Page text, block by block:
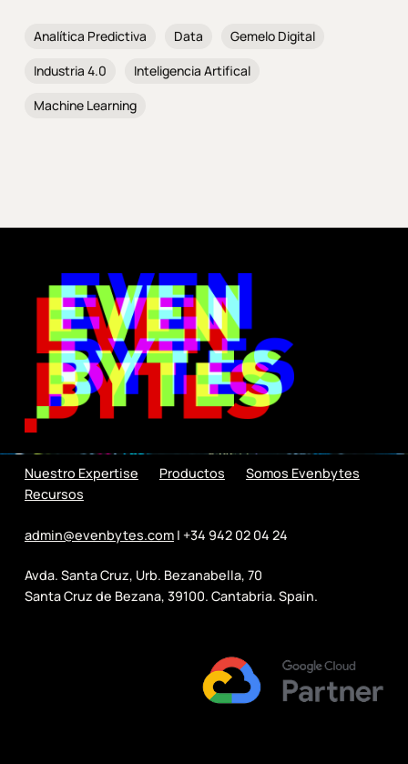
Analítica Predictiva Data
Gemelo Digital
Industria 4.0
Inteligencia Artifical
Machine Learning
Nuestro Expertise Productos
Somos Evenbytes
Recursos
admin@evenbytes.com| +34 942 02 04 24
Avda. Santa Cruz, Urb. Bezanabella, 70
Santa Cruz de Bezana, 39100. Cantabria. Spain.